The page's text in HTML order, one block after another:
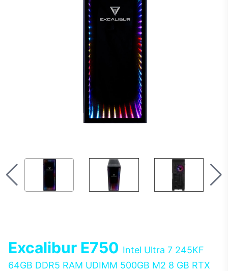
Excalibur E750 Intel Ultra 7 245KF
64GB DDR5 RAM UDIMM 500GB M2 8 GB RTX